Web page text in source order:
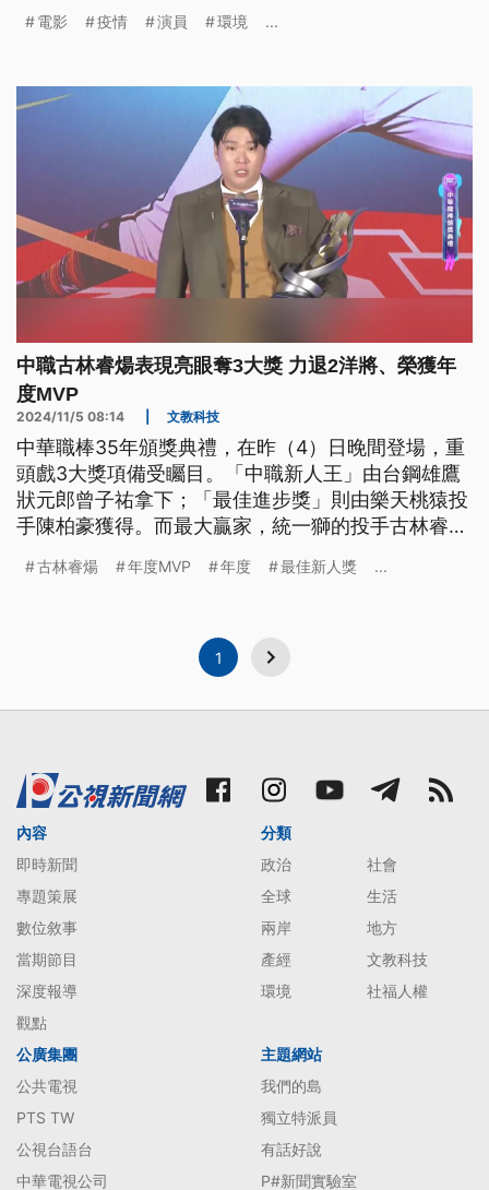
「有時候不合理就是電影的魅力」，正因畫面突破邏
電影 疫情 演員 環境 ...
中職古林睿煬表現亮眼奪3大獎 力退2洋將、榮獲年
度MVP
2024/11/5 08:14 文教科技
中華職棒35年頒獎典禮，在昨（4）日晚間登場，重
頭戲3大獎項備受矚目。「中職新人王」由台鋼雄鷹
狀元郎曾子祐拿下；「最佳進步獎」則由樂天桃猿投
手陳柏豪獲得。而最大贏家，統一獅的投手古林睿
古林睿煬 年度MVP 年度 最佳新人獎 ...
1
內容
即時新聞
專題策展
數位敘事
當期節目
深度報導
觀點
分類
政治
社會
全球
生活
兩岸
地方
產經
文教科技
環境
社福人權
公廣集團
公共電視
PTS TW
公視台語台
中華電視公司
主題網站
我們的島
獨立特派員
有話好說
P#新聞實驗室